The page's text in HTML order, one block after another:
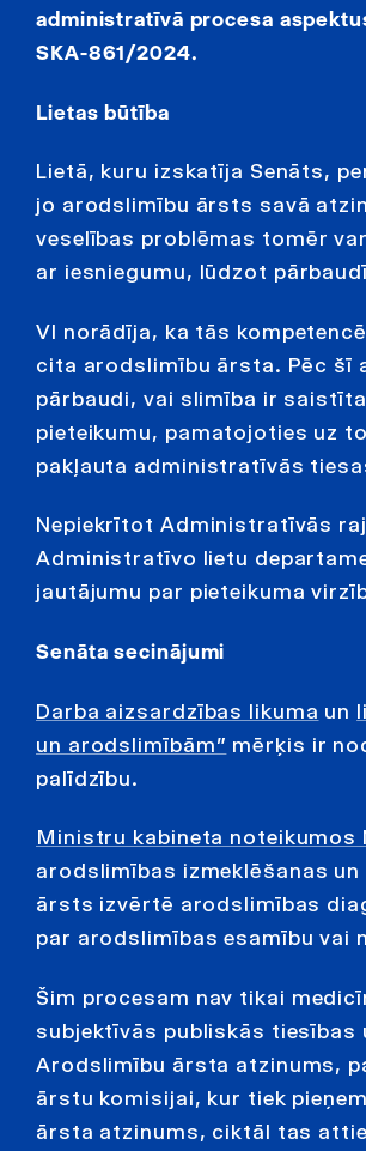
administratīvā procesa
SKA-861/2024.
Lietas būtība
Lietā, kuru izskatīja Senāts,
jo arodslimību ārsts savā
veselības problēmas tomēr
ar iesniegumu, lūdzot
VI norādīja, ka tās
cita arodslimību ārsta. Pēc šī
pārbaudi, vai slimība ir
pieteikumu, pamatojoties uz
pakļauta administratīvās
Nepiekrītot Administratīvās
Administratīvo lietu
jautājumu par pieteikuma
Senāta secinājumi
Darba aizsardzības likuma un
un arodslimībām” mērķis ir
palīdzību.
Ministru kabineta noteikumos
arodslimības izmeklēšanas
ārsts izvērtē arodslimības
par arodslimības esamību vai
Šim procesam nav tikai
subjektīvās publiskās
Arodslimību ārsta atzinums,
ārstu komisijai, kur tiek
ārsta atzinums, ciktāl tas